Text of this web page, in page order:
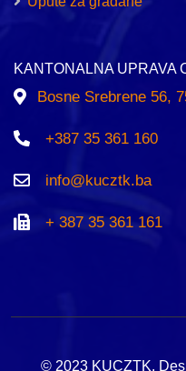
KANTONALNA UPRAVA
Bosne Srebrene 56,
+387 35 361 160
info@kucztk.ba
+ 387 35 361 161
© 2023 KUCZTK.